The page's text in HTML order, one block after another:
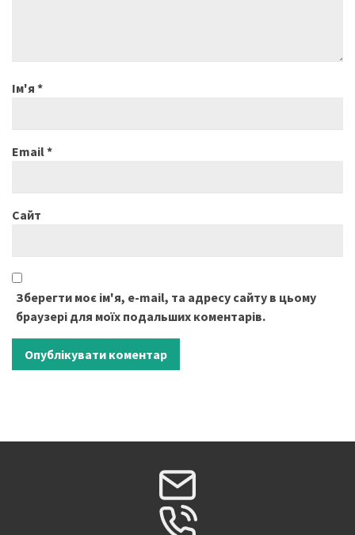
Ім'я *
Email*
Сайт
Зберегти моє ім'я, e-mail, та адресу сайту в цьому
браузері для моїх подальших коментарів.